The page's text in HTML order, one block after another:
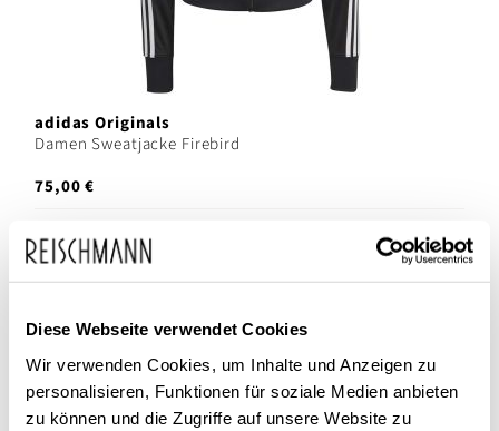
Diese Webseite verwendet Cookies
Wir verwenden Cookies, um Inhalte und Anzeigen zu
personalisieren, Funktionen für soziale Medien anbieten
zu können und die Zugriffe auf unsere Website zu
adidas Originals
Damen Sweatjacke Firebird
75,00 €